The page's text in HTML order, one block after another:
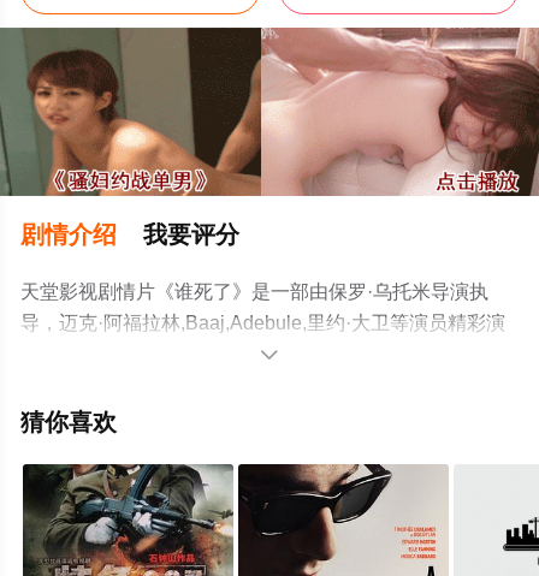
剧情介绍 我要评分
天堂影视剧情片《谁死了》是一部由保罗·乌托米导演执
导，迈克·阿福拉林,Baaj,Adebule,里约·大卫等演员精彩演
绎的尼日利亚电影，手机免费观看高清未删减完整版电影
电视猫或剧情网等平台了解。

猜你喜欢